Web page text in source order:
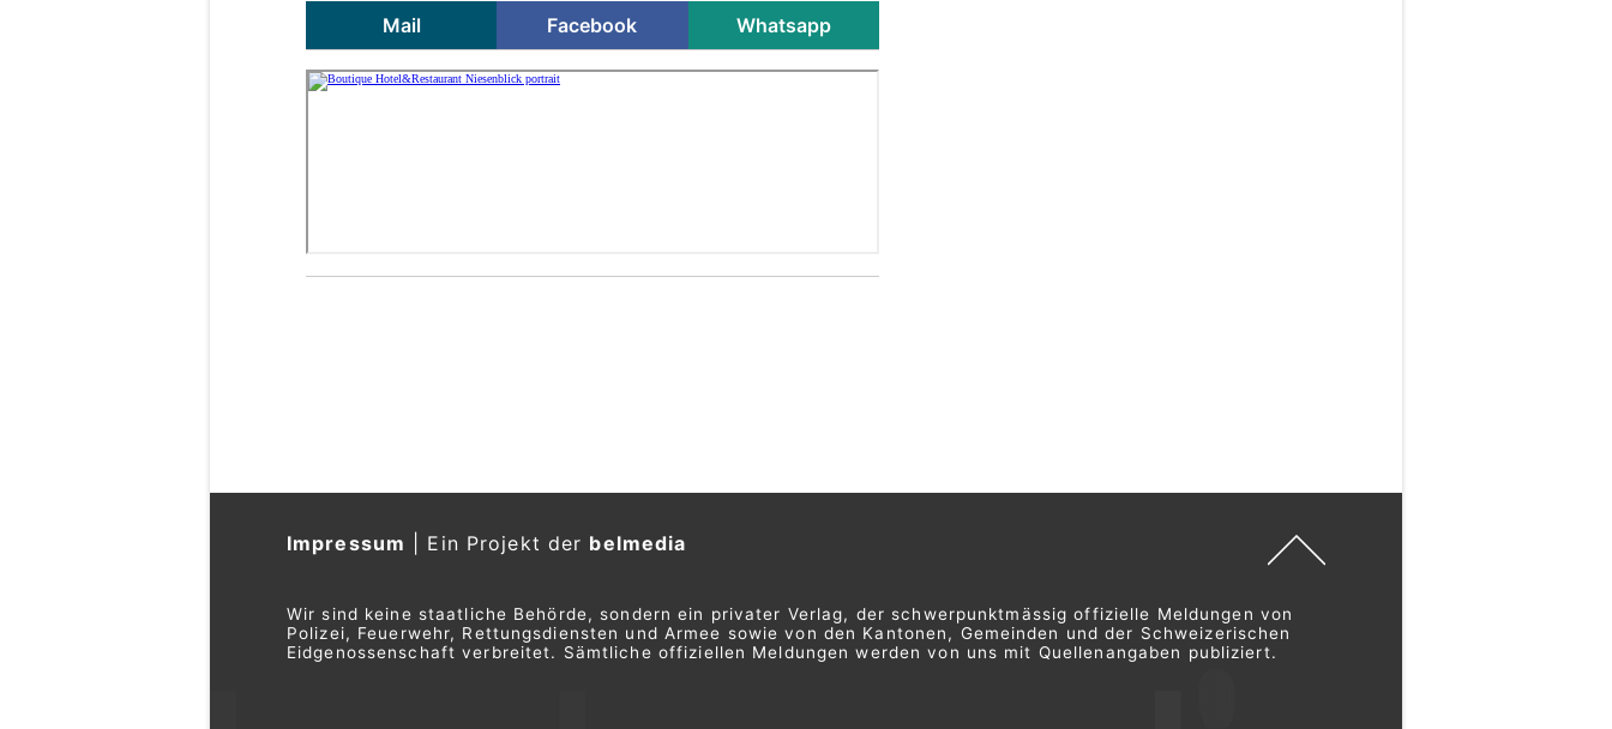
Mail
Facebook Whatsapp
Impressum Ein Projekt der belmedia
Wir sind keine staatliche Behörde, sondern ein privater Verlag, der schwerpunktmässig offizielle Meldungen von
Polizei, Feuerwehr, Rettungsdiensten und Armee sowie von den Kantonen, Gemeinden und der Schweizerischen
Eidgenossenschaft verbreitet. Sämtliche offiziellen Meldungen werden von uns mit Quellenangaben publiziert.